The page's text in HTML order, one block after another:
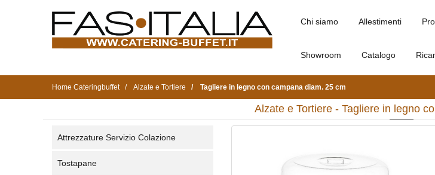
Chi siamo Allestimenti
Showroom Catalogo
Home Cateringbuffet Alzate e Tortiere Tagliere in legno con campana diam. 25 cm
Alzate e Tortiere - Tagliere in legno
Attrezzature Servizio Colazione
Tostapane